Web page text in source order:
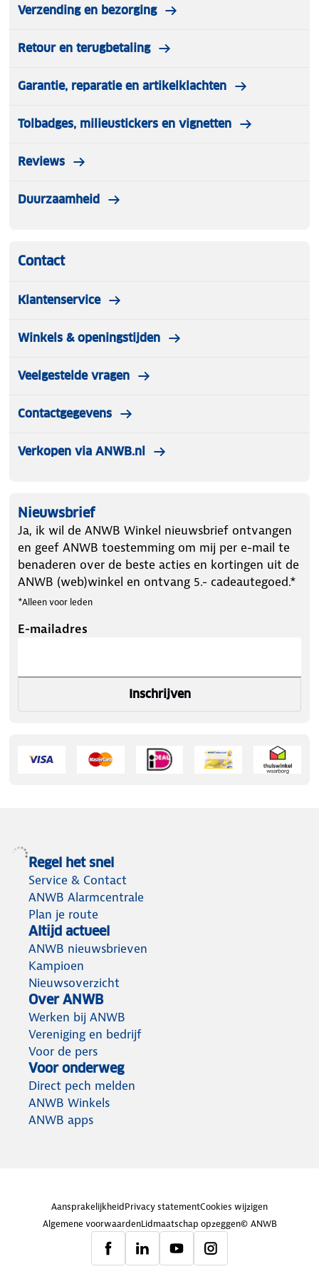
Verzending en bezorging
Retour en terugbetaling
Garantie, reparatie en artikelklachten
Tolbadges, milieustickers en vignetten
Reviews
Duurzaamheid
Contact
Klantenservice
Winkels & openingstijden
Veelgestelde vragen
Contactgegevens
Verkopen via ANWB.nl
Nieuwsbrief
Ja, ik wil de ANWB Winkel nieuwsbrief ontvangen
en geef ANWB toestemming om mij per e-mail te
benaderen over de beste acties en kortingen uit de
ANWB (web)winkel en ontvang 5.- cadeautegoed.*
*Alleen voor leden
E-mailadres
Inschrijven
Regel het snel
Service & Contact
ANWB Alarmcentrale
Plan je route
Altijd actueel
ANWB nieuwsbrieven
Kampioen
Nieuwsoverzicht
Over ANWB
Werken bij ANWB
Vereniging en bedrijf
Voor de pers
Voor onderweg
Direct pech melden
ANWB Winkels
ANWB apps
AansprakelijkheidPrivacy statementCookies wijzigen
Algemene voorwaardenLidmaatschap opzeggen© ANWB